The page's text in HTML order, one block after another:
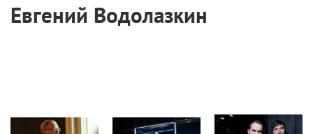
Евгений Водолазкин